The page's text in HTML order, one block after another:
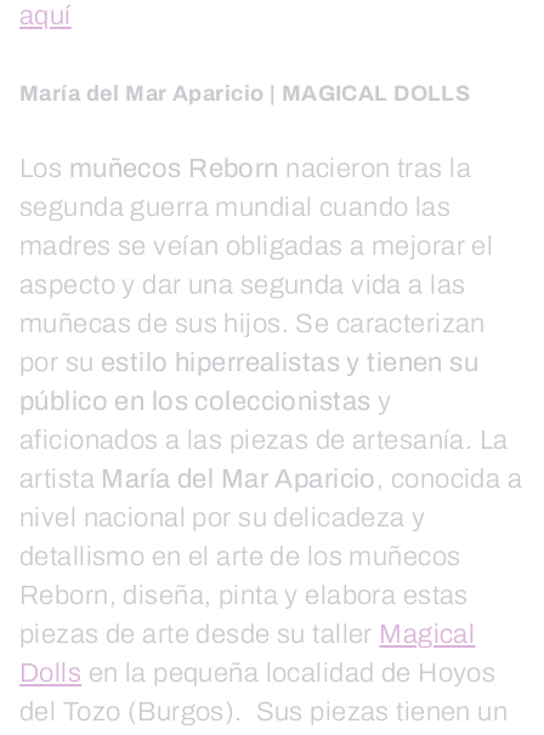
aquí
María del Mar Aparicio | MAGICAL DOLLS
Los muñecos Reborn nacieron tras la
segunda guerra mundial cuando las
madres se veían obligadas a mejorar el
aspecto y dar una segunda vida a las
muñecas de sus hijos. Se caracterizan
por su estilo hiperrealistas y tienen su
público en los coleccionistas y
aficionados a las piezas de artesanía. La
artista María del Mar Aparicio, conocida a
nivel nacional por su delicadeza y
detallismo en el arte de los muñecos
Reborn, diseña, pinta y elabora estas
piezas de arte desde su taller Magical
Dolls en la pequeña localidad de Hoyos
del Tozo (Burgos). Sus piezas tienen un